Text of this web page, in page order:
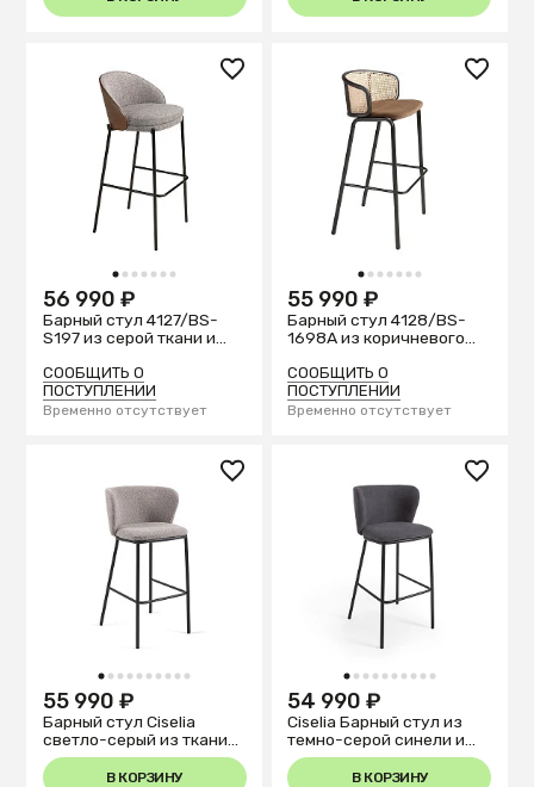
1 2 3 4 5 6 7
56 990 ₽
Барный стул 4127/BS-
S197 из серой ткани и
СООБЩИТЬ О
ПОСТУПЛЕНИИ
Временно отсутствует
1 2 3 4 5 6 7
55 990 ₽
Барный стул 4128/BS-
1698A из коричневого
СООБЩИТЬ О
ПОСТУПЛЕНИИ
Временно отсутствует
1 2 3 4 5 6 7 8 9 10
55 990 ₽
Барный стул Ciselia
светло-серый из ткани
букле и металла 102 см
В КОРЗИНУ
1 2 3 4 5 6 7 8 9 10
54 990 ₽
Ciselia Барный стул из
темно-серой синели и
черной стали 75 см
В КОРЗИНУ